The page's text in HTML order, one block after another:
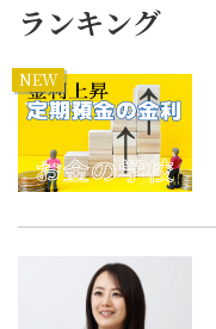
ランキング
NEW